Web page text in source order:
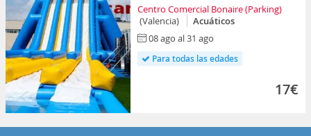
Centro Comercial Bonaire (Parking)
(Valencia)
Acuáticos
08 ago al 31 ago
Para todas las edades
17€